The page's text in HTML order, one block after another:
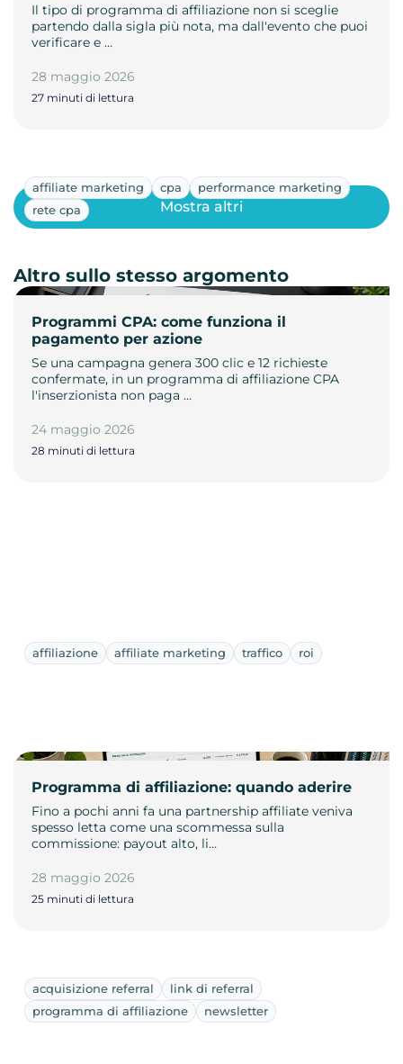
Il tipo di programma di affiliazione non si sceglie
partendo dalla sigla più nota, ma dall'evento che puoi
verificare e …
28 maggio 2026
27 minuti di lettura
affiliate marketing cpa
performance marketing
rete cpa
Programmi CPA: come funziona il
pagamento per azione
Se una campagna genera 300 clic e 12 richieste
confermate, in un programma di affiliazione CPA
l'inserzionista non paga …
24 maggio 2026
28 minuti di lettura
Mostra altri
Altro sullo stesso argomento
affiliazione affiliate marketing traffico roi
Programma di affiliazione: quando aderire
Fino a pochi anni fa una partnership affiliate veniva
spesso letta come una scommessa sulla
commissione: payout alto, li…
28 maggio 2026
25 minuti di lettura
acquisizione referral
link di referral
programma di affiliazione
newsletter